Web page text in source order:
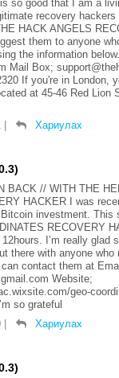
so good that I am a
recovery hackers
HACK ANGELS
them to anyone
the information
Mail Box;
If you're in London,
at 45-46 Red Lion
Хариулах
BACK // WITH THE
HACKER I was
investment. This
RECOVERY
I’m really glad
there with anyone
contact them at
Website;
geo-
so grateful
Хариулах